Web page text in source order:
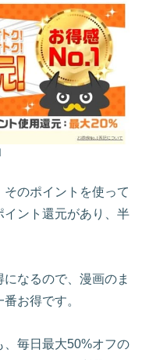
のポイントを使って
ント還元があり、半
なるので、漫画のま
お得です。
、毎日最大50%オフの